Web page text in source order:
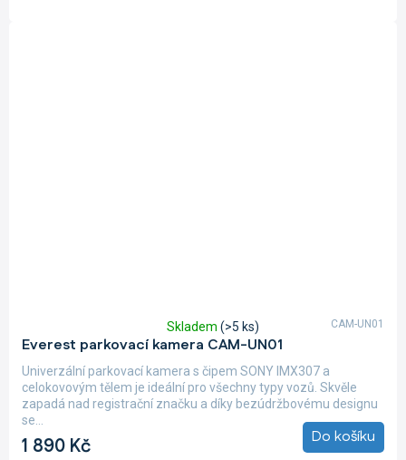
Everest parkovací kamera CAM-UN01
hodnocení
produktu
je
5,0
z
hvězdiček.
Skladem (>5 ks)
1 890 Kč Do košíku
Univerzální parkovací kamera s čipem SONY IMX307 a
celokovovým tělem je ideální pro všechny typy vozů. Skvěle
zapadá nad registrační značku a díky bezúdržbovému designu
se...
CAM-UN01